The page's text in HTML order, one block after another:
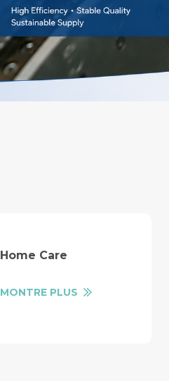
Home Care
MONTRE PLUS